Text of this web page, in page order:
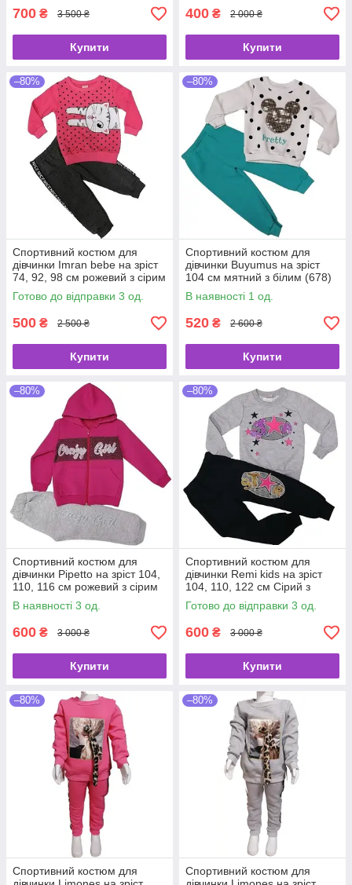
700 ₴ 3 500 ₴
Купити
400 ₴ 2 000 ₴
Купити
–80%
Спортивний костюм для
дівчинки Imran bebe на зріст
74, 92, 98 см рожевий з сірим
(680)
Готово до відправки 3 од.
500 ₴ 2 500 ₴
Купити
–80%
Спортивний костюм для
дівчинки Buyumus на зріст
104 см мятний з білим (678)
В наявності 1 од.
520 ₴ 2 600 ₴
Купити
–80%
Спортивний костюм для
дівчинки Pipetto на зріст 104,
110, 116 см рожевий з сірим
(679)
В наявності 3 од.
600 ₴ 3 000 ₴
Купити
–80%
Спортивний костюм для
дівчинки Remi kids на зріст
104, 110, 122 см Сірий з
синім (69)
Готово до відправки 3 од.
600 ₴ 3 000 ₴
Купити
–80%
Спортивний костюм для
–80%
Спортивний костюм для